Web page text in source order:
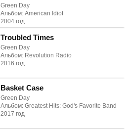
Green Day
Альбом: American Idiot
2004 год
Troubled Times
Green Day
Альбом: Revolution Radio
2016 год
Basket Case
Green Day
Альбом: Greatest Hits: God's Favorite Band
2017 год